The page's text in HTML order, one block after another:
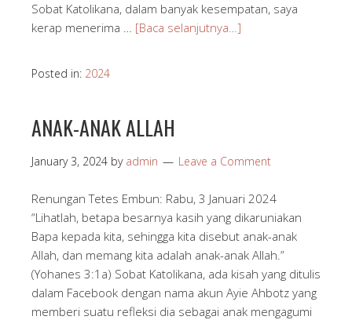
Sobat Katolikana, dalam banyak kesempatan, saya
kerap menerima … [Baca selanjutnya…]
Posted in: 2024
ANAK-ANAK ALLAH
January 3, 2024 by admin Leave a Comment
Renungan Tetes Embun: Rabu, 3 Januari 2024
“Lihatlah, betapa besarnya kasih yang dikaruniakan
Bapa kepada kita, sehingga kita disebut anak-anak
Allah, dan memang kita adalah anak-anak Allah.”
(Yohanes 3:1a) Sobat Katolikana, ada kisah yang ditulis
dalam Facebook dengan nama akun Ayie Ahbotz yang
memberi suatu refleksi dia sebagai anak mengagumi